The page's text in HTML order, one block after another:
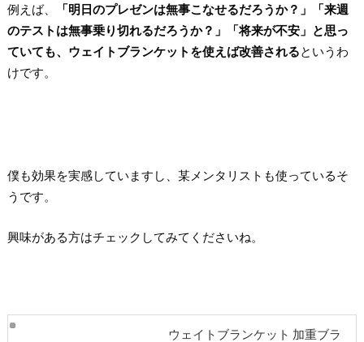
例えば、
「明日のプレゼンは無事こなせるだろうか？」「来週
のテストは無事乗り切れるだろうか？」「将来が不安」と思っ
ていても、ウェイトブランケットを使えば改善される というわ
けです。
僕も効果を実感していますし、某メンタリストも使っているそ
うです。
興味がある方はチェックしてみてくださいね。
ウェイトブランケット 加重ブラ